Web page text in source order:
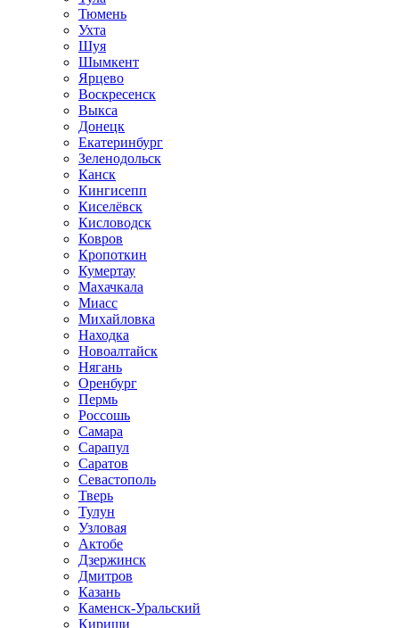
Тюмень
Ухта
Шуя
Шымкент
Ярцево
Воскресенск
Выкса
Донецк
Екатеринбург
Зеленодольск
Канск
Кингисепп
Киселёвск
Кисловодск
Ковров
Кропоткин
Кумертау
Махачкала
Миасс
Михайловка
Находка
Новоалтайск
Нягань
Оренбург
Пермь
Россошь
Самара
Сарапул
Саратов
Севастополь
Тверь
Тулун
Узловая
Актобе
Дзержинск
Дмитров
Казань
Каменск-Уральский
Кириши